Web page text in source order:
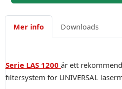
Mer info Downloads
Serie LAS 1200 är ett
filtersystem för UNIVERSAL